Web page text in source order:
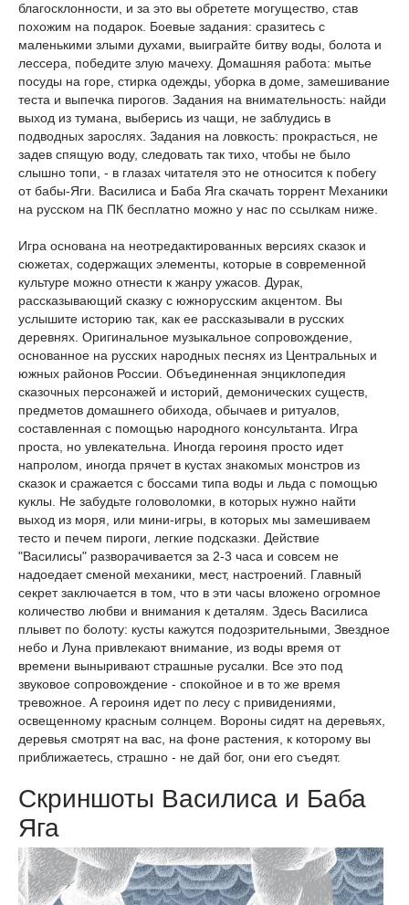
благосклонности, и за это вы обретете могущество, став
похожим на подарок. Боевые задания: сразитесь с
маленькими злыми духами, выиграйте битву воды, болота и
лессера, победите злую мачеху. Домашняя работа: мытье
посуды на горе, стирка одежды, уборка в доме, замешивание
теста и выпечка пирогов. Задания на внимательность: найди
выход из тумана, выберись из чащи, не заблудись в
подводных зарослях. Задания на ловкость: прокрасться, не
задев спящую воду, следовать так тихо, чтобы не было
слышно топи, - в глазах читателя это не относится к побегу
от бабы-Яги. Василиса и Баба Яга скачать торрент Механики
на русском на ПК бесплатно можно у нас по ссылкам ниже.
Игра основана на неотредактированных версиях сказок и
сюжетах, содержащих элементы, которые в современной
культуре можно отнести к жанру ужасов. Дурак,
рассказывающий сказку с южнорусским акцентом. Вы
услышите историю так, как ее рассказывали в русских
деревнях. Оригинальное музыкальное сопровождение,
основанное на русских народных песнях из Центральных и
южных районов России. Объединенная энциклопедия
сказочных персонажей и историй, демонических существ,
предметов домашнего обихода, обычаев и ритуалов,
составленная с помощью народного консультанта. Игра
проста, но увлекательна. Иногда героиня просто идет
напролом, иногда прячет в кустах знакомых монстров из
сказок и сражается с боссами типа воды и льда с помощью
куклы. Не забудьте головоломки, в которых нужно найти
выход из моря, или мини-игры, в которых мы замешиваем
тесто и печем пироги, легкие подсказки. Действие
"Василисы" разворачивается за 2-3 часа и совсем не
надоедает сменой механики, мест, настроений. Главный
секрет заключается в том, что в эти часы вложено огромное
количество любви и внимания к деталям. Здесь Василиса
плывет по болоту: кусты кажутся подозрительными, Звездное
небо и Луна привлекают внимание, из воды время от
времени выныривают страшные русалки. Все это под
звуковое сопровождение - спокойное и в то же время
тревожное. А героиня идет по лесу с привидениями,
освещенному красным солнцем. Вороны сидят на деревьях,
деревья смотрят на вас, на фоне растения, к которому вы
приближаетесь, страшно - не дай бог, они его съедят.
Скриншоты Василиса и Баба
Яга